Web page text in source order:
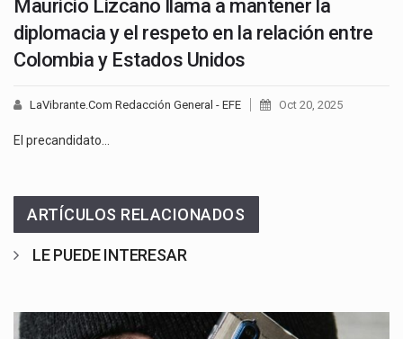
Mauricio Lizcano llama a mantener la
diplomacia y el respeto en la relación entre
Colombia y Estados Unidos
LaVibrante.Com Redacción General - EFE Oct 20, 2025
El precandidato…
ARTÍCULOS RELACIONADOS
LE PUEDE INTERESAR